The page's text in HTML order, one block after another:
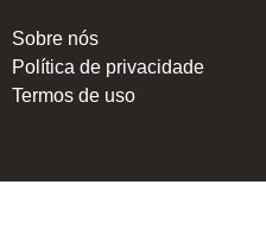
Sobre nós
Política de privacidade
Termos de uso